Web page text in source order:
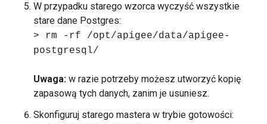
W przypadku starego wzorca wyczyść wszystkie
stare dane Postgres:
> rm -rf /opt/apigee/data/apigee-
postgresql/
Uwaga: w razie potrzeby możesz utworzyć kopię
zapasową tych danych, zanim je usuniesz.
Skonfiguruj starego mastera w trybie gotowości: